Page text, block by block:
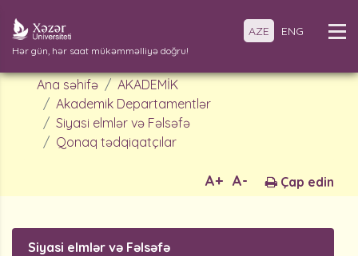
Hər gün, hər saat mükəmməlliyə doğru!
AZE ENG
Ana səhifə
AKADEMİK
Akademik Departamentlər
Siyasi elmlər və Fəlsəfə
Qonaq tədqiqatçılar
Çap edin
A-
A+
Siyasi elmlər və Fəlsəfə